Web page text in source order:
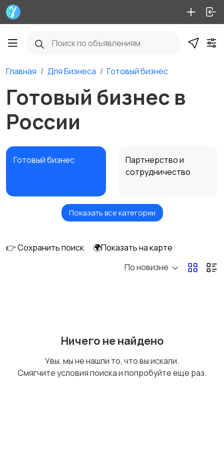
Главная Для Бизнеса Готовый бизнес
Готовый бизнес в
России
Готовый бизнес
Партнерство и
сотрудничество
ОборудованиеПоказать все категории
👉 Сохранить поиск
🌍Показать на карте
По новизне
Ничего не найдено
Увы, мы не нашли то, что вы искали.
Смягчите условия поиска и попробуйте еще раз.